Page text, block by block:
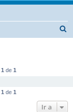
1 de 1
1 de 1
Ir a